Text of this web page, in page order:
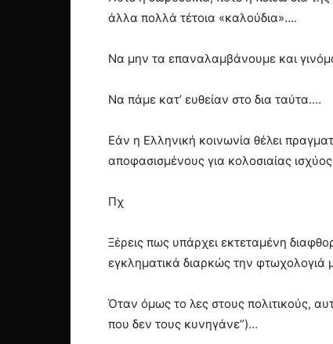
άλλα πολλά τέτοια «καλούδια»….
Να μην τα επαναλαμβάνουμε και
Να πάμε κατ’ ευθείαν στο δια ταύτα….
Εάν η Ελληνική κοινωνία θέλει
αποφασισμένους για κολοσιαίας
Πχ
Ξέρεις πως υπάρχει εκτεταμένη
εγκληματικά διαρκώς την φτωχολογιά
Όταν όμως το λες στους πολιτικούς,
που δεν τους κυνηγάνε”)…